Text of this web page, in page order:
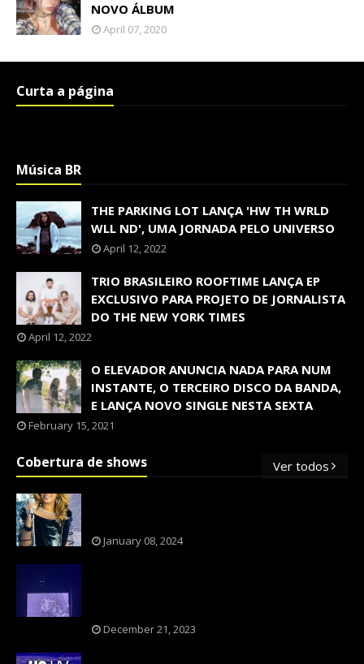
NOVO ÁLBUM
April 07, 2020
Curta a página
Música BR
THE PARKING LOT LANÇA 'HW TH WRLD
WLL ND', UMA JORNADA PELO UNIVERSO
April 12, 2022
TRIO BRASILEIRO ROOFTIME LANÇA EP
EXCLUSIVO PARA PROJETO DE JORNALISTA
DO THE NEW YORK TIMES
April 12, 2022
O ELEVADOR ANUNCIA NADA PARA NUM
INSTANTE, O TERCEIRO DISCO DA BANDA,
E LANÇA NOVO SINGLE NESTA SEXTA
February 15, 2021
Cobertura de shows Ver todos
January 08, 2024
December 21, 2023